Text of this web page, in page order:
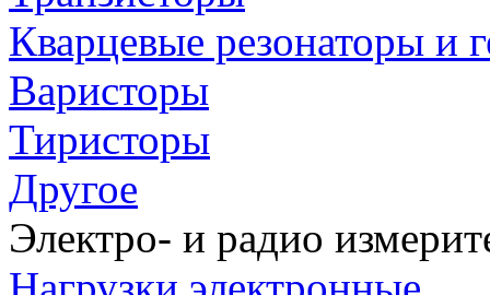
Кварцевые резонаторы и
Варисторы
Тиристоры
Другое
Электро- и радио